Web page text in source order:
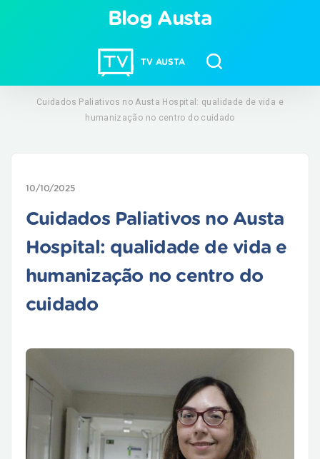
TV AUSTA
Blog Austa
Cuidados Paliativos no Austa Hospital: qualidade de vida e
humanização no centro do cuidado
10/10/2025
Cuidados Paliativos no Austa
Hospital: qualidade de vida e
humanização no centro do
cuidado